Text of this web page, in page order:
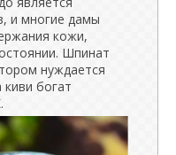
и многие дамы
кожи,
Шпинат
нуждается
богат